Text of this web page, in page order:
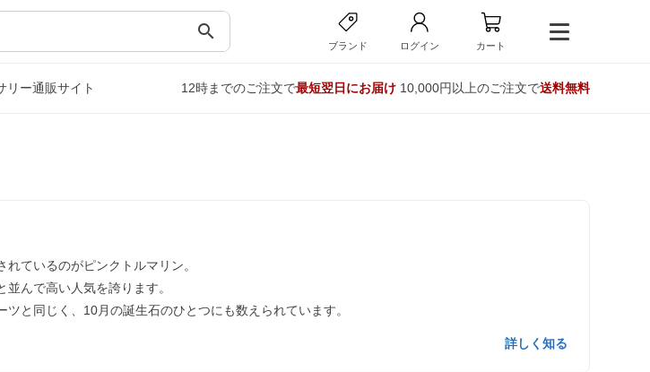
search
ブランド ログイン カート
リー通販サイト 12時までのご注文で最短翌日にお届け10,000円以上のご注文で送料無料
ているのがピンクトルマリン。
んで高い人気を誇ります。
と同じく、10月の誕生石のひとつにも数えられています。
詳しく知る